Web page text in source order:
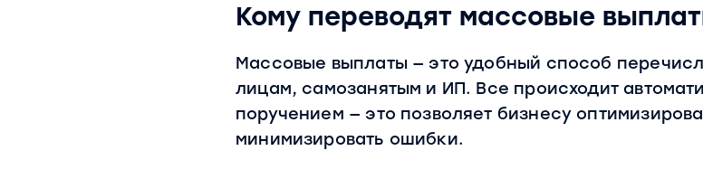
Кому переводят массовые
Массовые выплаты — это удобный способ
лицам, самозанятым и ИП. Все происходит
поручением — это позволяет бизнесу
минимизировать ошибки.